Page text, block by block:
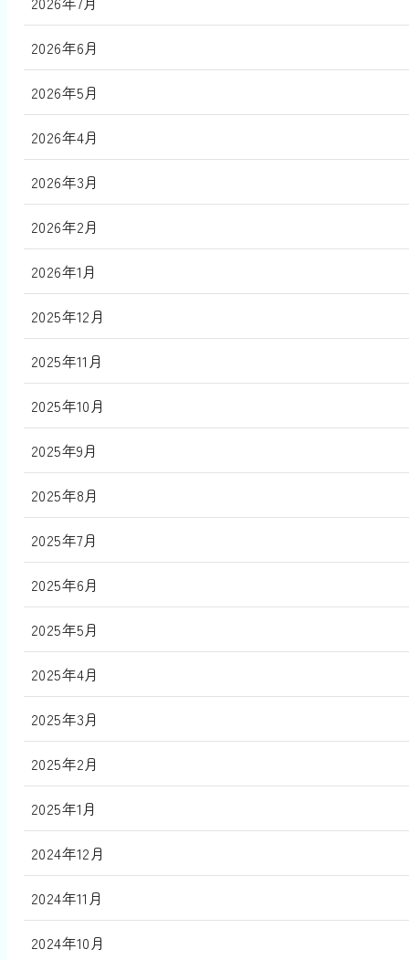
2026年6月
2026年5月
2026年4月
2026年3月
2026年2月
2026年1月
2025年12月
2025年11月
2025年10月
2025年9月
2025年8月
2025年7月
2025年6月
2025年5月
2025年4月
2025年3月
2025年2月
2025年1月
2024年12月
2024年11月
2024年10月